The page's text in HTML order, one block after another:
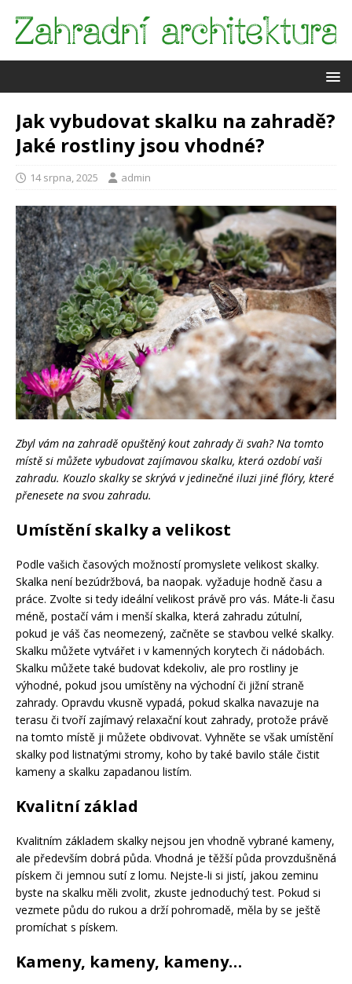
Jak vybudovat skalku na zahradě?
Jaké rostliny jsou vhodné?
14 srpna, 2025 admin
Zbyl vám na zahradě opuštěný kout zahrady či svah? Na tomto
místě si můžete vybudovat zajímavou skalku, která ozdobí vaši
zahradu. Kouzlo skalky se skrývá v jedinečné iluzi jiné flóry, které
přenesete na svou zahradu.
Umístění skalky a velikost
Podle vašich časových možností promyslete velikost skalky.
Skalka není bezúdržbová, ba naopak. vyžaduje hodně času a
práce. Zvolte si tedy ideální velikost právě pro vás. Máte-li času
méně, postačí vám i menší skalka, která zahradu zútulní,
pokud je váš čas neomezený, začněte se stavbou velké skalky.
Skalku můžete vytvářet i v kamenných korytech či nádobách.
Skalku můžete také budovat kdekoliv, ale pro rostliny je
výhodné, pokud jsou umístěny na východní či jižní straně
zahrady. Opravdu vkusně vypadá, pokud skalka navazuje na
terasu či tvoří zajímavý relaxační kout zahrady, protože právě
na tomto místě ji můžete obdivovat. Vyhněte se však umístění
skalky pod listnatými stromy, koho by také bavilo stále čistit
kameny a skalku zapadanou listím.
Kvalitní základ
Kvalitním základem skalky nejsou jen vhodně vybrané kameny,
ale především dobrá půda. Vhodná je těžší půda provzdušněná
pískem či jemnou sutí z lomu. Nejste-li si jistí, jakou zeminu
byste na skalku měli zvolit, zkuste jednoduchý test. Pokud si
vezmete půdu do rukou a drží pohromadě, měla by se ještě
promíchat s pískem.
Kameny, kameny, kameny…